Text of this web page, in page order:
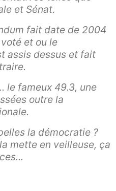
et Sénat.
fait date de 2004
et ou le
assis dessus et fait
le fameux 49.3, une
outre la
la démocratie ?
mette en veilleuse, ça